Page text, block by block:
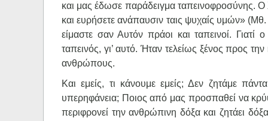
και μας έδωσε παράδειγμα ταπεινοφροσύνης. Ο
και ευρήσετε ανάπαυσιν ταις ψυχαίς υμών»
είμαστε σαν Αυτόν πράοι και ταπεινοί.
ταπεινός, γι’ αυτό. Ήταν τελείως ξένος προς
ανθρώπους.
Και εμείς, τι κάνουμε εμείς; Δεν ζητάμε
υπερηφάνεια; Ποιος από μας προσπαθεί να
περιφρονεί την ανθρώπινη δόξα και ζητάει